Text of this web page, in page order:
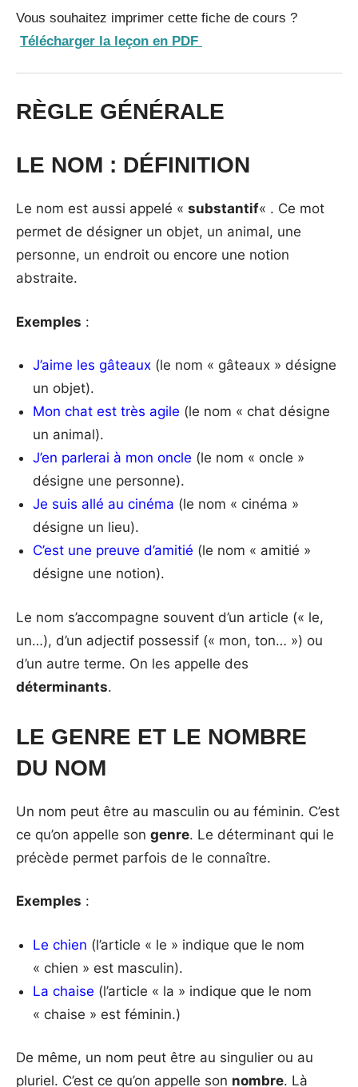
Vous souhaitez imprimer cette fiche de cours ?
Télécharger la leçon en PDF
RÈGLE GÉNÉRALE
LE NOM : DÉFINITION
Le nom est aussi appelé « substantif« . Ce mot
permet de désigner un objet, un animal, une
personne, un endroit ou encore une notion
abstraite.
Exemples :
J’aime les gâteaux (le nom « gâteaux » désigne
un objet).
Mon chat est très agile (le nom « chat désigne
un animal).
J’en parlerai à mon oncle (le nom « oncle »
désigne une personne).
Je suis allé au cinéma (le nom « cinéma »
désigne un lieu).
C’est une preuve d’amitié (le nom « amitié »
désigne une notion).
Le nom s’accompagne souvent d’un article (« le,
un…), d’un adjectif possessif (« mon, ton… ») ou
d’un autre terme. On les appelle des
déterminants.
LE GENRE ET LE NOMBRE
DU NOM
Un nom peut être au masculin ou au féminin. C’est
ce qu’on appelle son genre. Le déterminant qui le
précède permet parfois de le connaître.
Exemples :
Le chien (l’article « le » indique que le nom
« chien » est masculin).
La chaise (l’article « la » indique que le nom
« chaise » est féminin.)
De même, un nom peut être au singulier ou au
pluriel. C’est ce qu’on appelle son nombre. Là